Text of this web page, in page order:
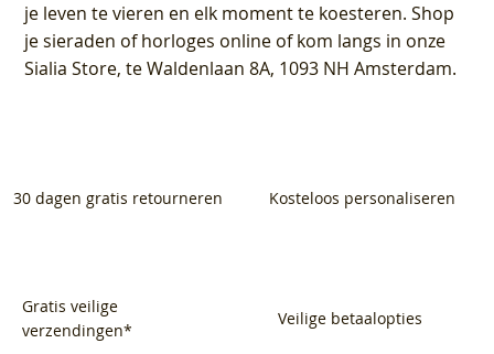
je leven te vieren en elk moment te koesteren. Shop
je sieraden of horloges online of kom langs in onze
Sialia Store, te Waldenlaan 8A, 1093 NH Amsterdam.
30 dagen gratis retourneren Kosteloos personaliseren
Gratis veilige
verzendingen*
Veilige betaalopties